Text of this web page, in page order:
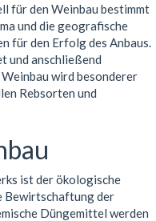
für den Weinbau bestimmt
und die geografische
für den Erfolg des Anbaus.
und anschließend
wird besonderer
Rebsorten und
ist der ökologische
Bewirtschaftung der
Düngemittel werden